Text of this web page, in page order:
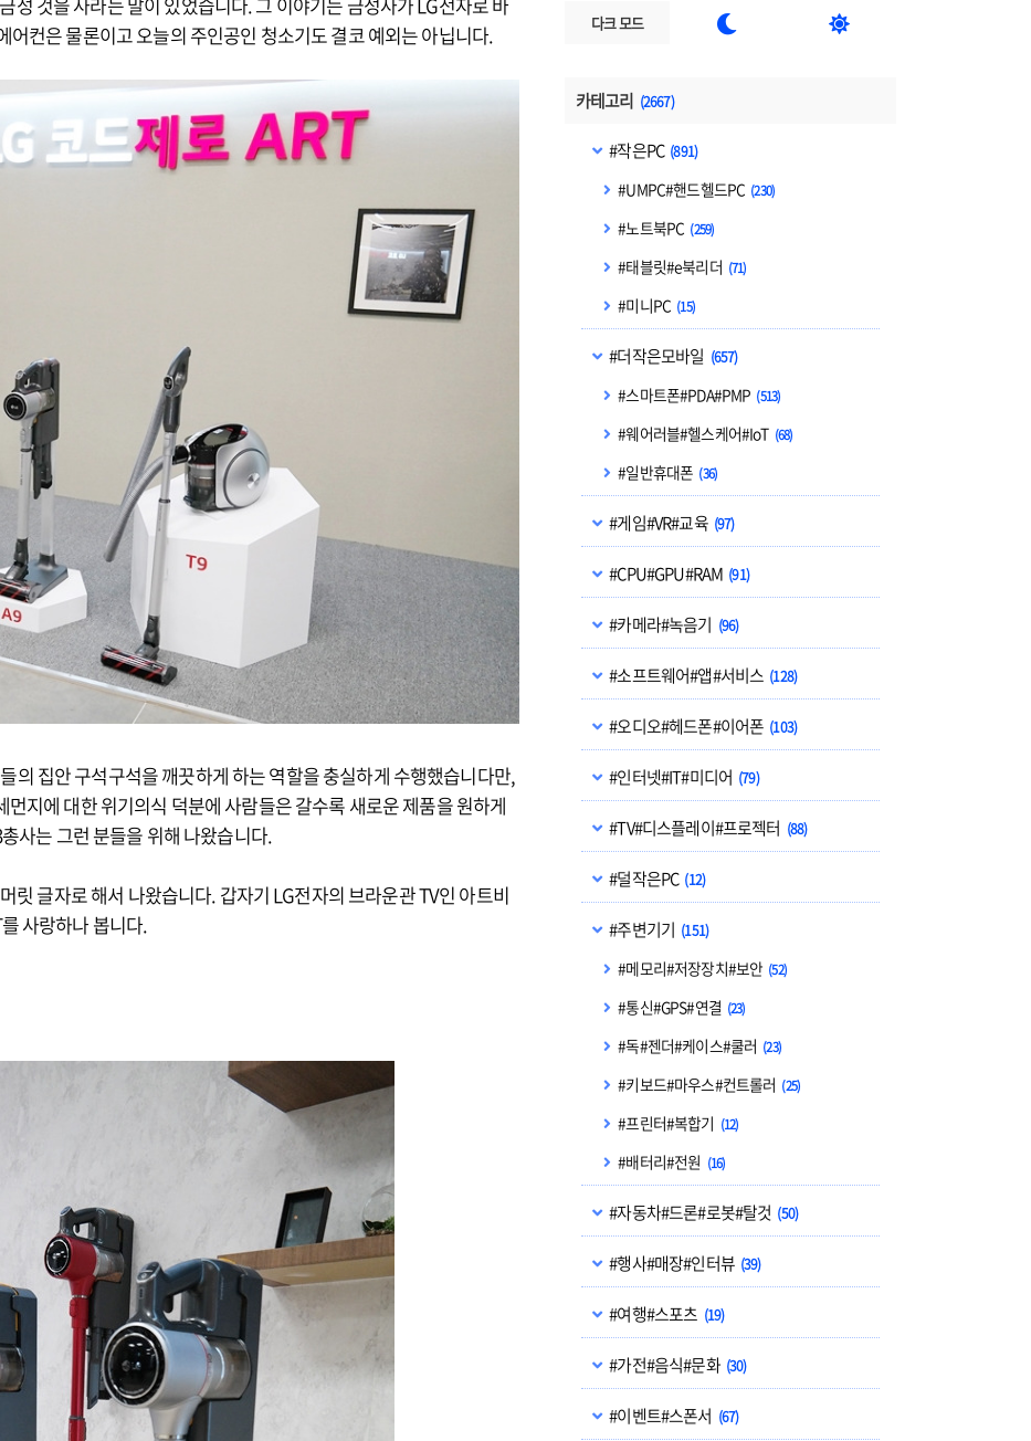
다크 모드  
카테고리 (2667)
#작은PC (891)
#UMPC#핸드헬드PC (230)
#노트북PC (259)
#태블릿#e북리더 (71)
#미니PC (15)
#더작은모바일 (657)
#스마트폰#PDA#PMP (513)
#웨어러블#헬스케어#IoT (68)
#일반휴대폰 (36)
#게임#VR#교육 (97)
#CPU#GPU#RAM (91)
#카메라#녹음기 (96)
#소프트웨어#앱#서비스 (128)
#오디오#헤드폰#이어폰 (103)
#인터넷#IT#미디어 (79)
#TV#디스플레이#프로젝터 (88)
#덜작은PC (12)
#주변기기 (151)
#메모리#저장장치#보안 (52)
#통신#GPS#연결 (23)
#독#젠더#케이스#쿨러 (23)
#키보드#마우스#컨트롤러 (25)
#프린터#복합기 (12)
#배터리#전원 (16)
#자동차#드론#로봇#탈것 (50)
#행사#매장#인터뷰 (39)
#여행#스포츠 (19)
#가전#음식#문화 (30)
#이벤트#스폰서 (67)
어컨은 물론이고 오늘의 주인공인 청소기도 결코 예외는 아닙니다.
의 집안 구석구석을 깨끗하게 하는 역할을 충실하게 수행했습니다만,
지에 대한 위기의식 덕분에 사람들은 갈수록 새로운 제품을 원하게
사는 그런 분들을 위해 나왔습니다.
릿 글자로 해서 나왔습니다. 갑자기 LG전자의 브라운관 TV인 아트비
사랑하나 봅니다.